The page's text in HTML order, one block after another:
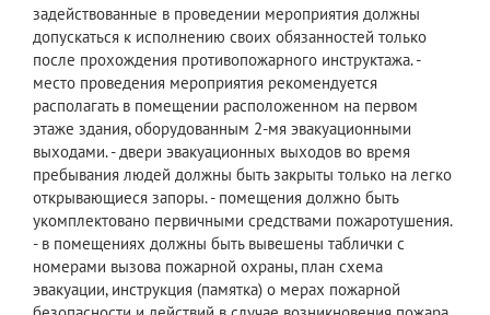
задействованные в проведении мероприятия должны
допускаться к исполнению своих обязанностей только
после прохождения противопожарного инструктажа. -
место проведения мероприятия рекомендуется
располагать в помещении расположенном на первом
этаже здания, оборудованным 2-мя эвакуационными
выходами. - двери эвакуационных выходов во время
пребывания людей должны быть закрыты только на легко
открывающиеся запоры. - помещения должно быть
укомплектовано первичными средствами пожаротушения.
- в помещениях должны быть вывешены таблички с
номерами вызова пожарной охраны, план схема
эвакуации, инструкция (памятка) о мерах пожарной